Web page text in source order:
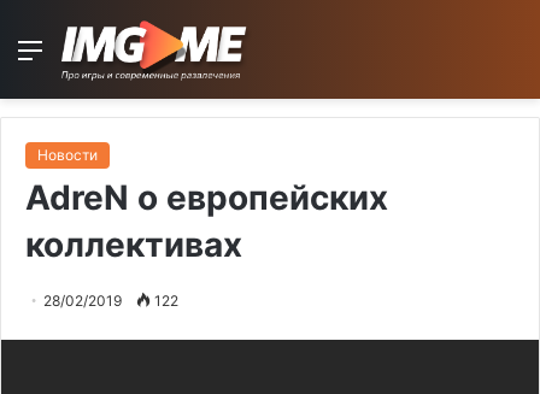
Menu
Новости
AdreN о европейских
коллективах
28/02/2019 122